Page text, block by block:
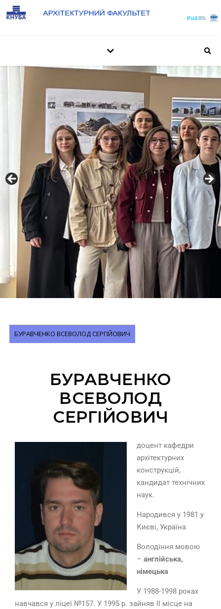
БУРАВЧЕНКО ВСЕВОЛОД СЕРГІЙОВИЧ
БУРАВЧЕНКО
ВСЕВОЛОД
СЕРГІЙОВИЧ
доцент кафедри
архітектурних
конструкцій,
кандидат технічних
наук.
Народився у 1981 у
Києві, Україна
Володіння мовою
– англійська,
німецька
У 1988-1998 роках
навчався у ліцеї №157. У 1995 р. зайняв ІІ місце на